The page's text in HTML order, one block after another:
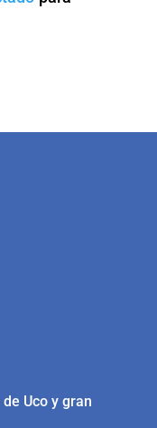
er
Uco y gran